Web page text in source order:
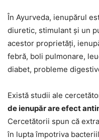
În Ayurveda, ienupărul
diuretic, stimulant și un
acestor proprietăți,
febră, boli pulmonare,
diabet, probleme
Există studii ale
de ienupăr are efect
Cercetătorii spun că
în lupta împotriva